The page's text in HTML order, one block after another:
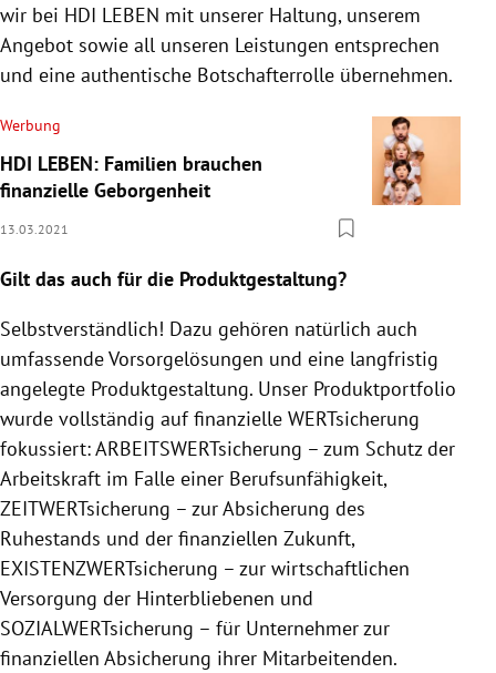
wir bei HDI LEBEN mit unserer Haltung, unserem
Angebot sowie all unseren Leistungen entsprechen
und eine authentische Botschafterrolle übernehmen.
Werbung
HDI LEBEN: Familien brauchen
finanzielle Geborgenheit
13.03.2021
Gilt das auch für die Produktgestaltung?
Selbstverständlich! Dazu gehören natürlich auch
umfassende Vorsorgelösungen und eine langfristig
angelegte Produktgestaltung. Unser Produktportfolio
wurde vollständig auf finanzielle WERTsicherung
fokussiert: ARBEITSWERTsicherung – zum Schutz der
Arbeitskraft im Falle einer Berufsunfähigkeit,
ZEITWERTsicherung – zur Absicherung des
Ruhestands und der finanziellen Zukunft,
EXISTENZWERTsicherung – zur wirtschaftlichen
Versorgung der Hinterbliebenen und
SOZIALWERTsicherung – für Unternehmer zur
finanziellen Absicherung ihrer Mitarbeitenden.